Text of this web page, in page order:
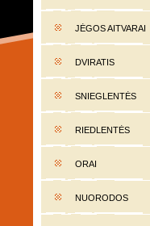
JĖGOS AITVARAI
DVIRATIS
SNIEGLENTĖS
RIEDLENTĖS
ORAI
NUORODOS